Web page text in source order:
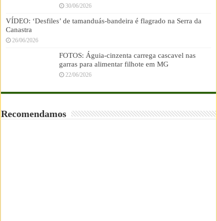
30/06/2026
VÍDEO: ‘Desfiles’ de tamanduás-bandeira é flagrado na Serra da
Canastra
26/06/2026
FOTOS: Águia-cinzenta carrega cascavel nas
garras para alimentar filhote em MG
22/06/2026
Recomendamos